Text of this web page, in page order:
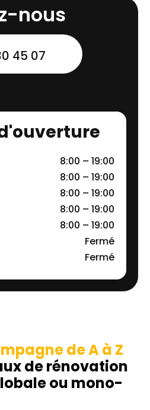
nous
45 07
8:00 – 19:00
8:00 – 19:00
8:00 – 19:00
8:00 – 19:00
8:00 – 19:00
Fermé
Fermé
de A à Z
de rénovation
ou mono-